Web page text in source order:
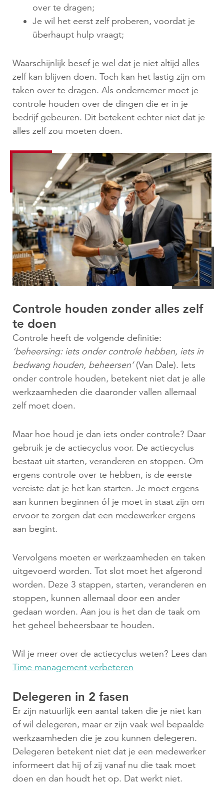
over te dragen;
Je wil het eerst zelf proberen, voordat je
überhaupt hulp vraagt;
Waarschijnlijk besef je wel dat je niet altijd alles
zelf kan blijven doen. Toch kan het lastig zijn om
taken over te dragen. Als ondernemer moet je
controle houden over de dingen die er in je
bedrijf gebeuren. Dit betekent echter niet dat je
alles zelf zou moeten doen.
Controle houden zonder alles zelf
te doen
Controle heeft de volgende definitie:
‘beheersing: iets onder controle hebben, iets in
bedwang houden, beheersen’(Van Dale). Iets
onder controle houden, betekent niet dat je alle
werkzaamheden die daaronder vallen allemaal
zelf moet doen.
Maar hoe houd je dan iets onder controle? Daar
gebruik je de actiecyclus voor. De actiecyclus
bestaat uit starten, veranderen en stoppen. Om
ergens controle over te hebben, is de eerste
vereiste dat je het kan starten. Je moet ergens
aan kunnen beginnen óf je moet in staat zijn om
ervoor te zorgen dat een medewerker ergens
aan begint.
Vervolgens moeten er werkzaamheden en taken
uitgevoerd worden. Tot slot moet het afgerond
worden. Deze 3 stappen, starten, veranderen en
stoppen, kunnen allemaal door een ander
gedaan worden. Aan jou is het dan de taak om
het geheel beheersbaar te houden.
Wil je meer over de actiecyclus weten? Lees dan
Time management verbeteren
Delegeren in 2 fasen
Er zijn natuurlijk een aantal taken die je niet kan
of wil delegeren, maar er zijn vaak wel bepaalde
werkzaamheden die je zou kunnen delegeren.
Delegeren betekent niet dat je een medewerker
informeert dat hij of zij vanaf nu die taak moet
doen en dan houdt het op. Dat werkt niet.